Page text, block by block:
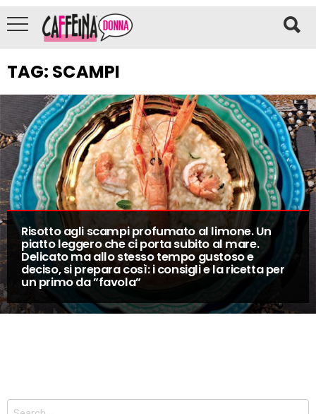
TAG: SCAMPI
Risotto agli scampi profumato al limone. Un
piatto leggero che ci porta subito al mare.
Delicato ma allo stesso tempo gustoso e
deciso, si prepara così: i consigli e la ricetta per
un primo da ”favola”
Search